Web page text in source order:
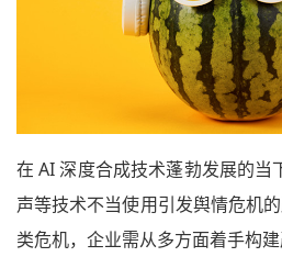
在 AI 深度合成技术蓬勃发展的当
声等技术不当使用引发舆情危机
类危机，企业需从多方面着手构建